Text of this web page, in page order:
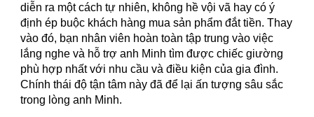
diễn ra một cách tự nhiên, không hề vội vã hay có ý
định ép buộc khách hàng mua sản phẩm đắt tiền. Thay
vào đó, bạn nhân viên hoàn toàn tập trung vào việc
lắng nghe và hỗ trợ anh Minh tìm được chiếc giường
phù hợp nhất với nhu cầu và điều kiện của gia đình.
Chính thái độ tận tâm này đã để lại ấn tượng sâu sắc
trong lòng anh Minh.